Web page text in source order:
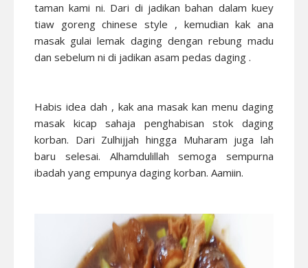
taman kami ni. Dari di jadikan bahan dalam kuey
tiaw goreng chinese style , kemudian kak ana
masak gulai lemak daging dengan rebung madu
dan sebelum ni di jadikan asam pedas daging .
Habis idea dah , kak ana masak kan menu daging
masak kicap sahaja penghabisan stok daging
korban. Dari Zulhijjah hingga Muharam juga lah
baru selesai. Alhamdulillah semoga sempurna
ibadah yang empunya daging korban. Aamiin.